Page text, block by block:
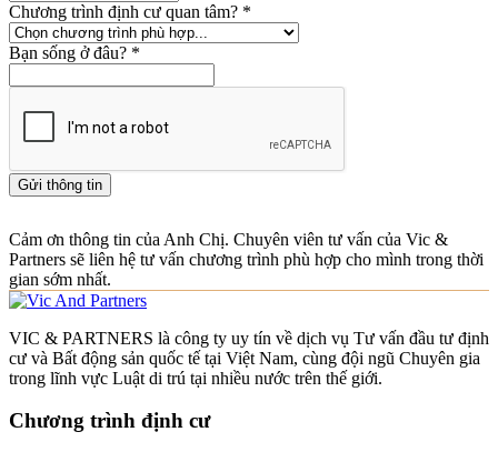
Chương trình định cư quan tâm? *
Bạn sống ở đâu? *
Gửi thông tin
Cảm ơn thông tin của Anh Chị. Chuyên viên tư vấn của Vic &
Partners sẽ liên hệ tư vấn chương trình phù hợp cho mình trong thời
gian sớm nhất.
VIC & PARTNERS là công ty uy tín về dịch vụ Tư vấn đầu tư định
cư và Bất động sản quốc tế tại Việt Nam, cùng đội ngũ Chuyên gia
trong lĩnh vực Luật di trú tại nhiều nước trên thế giới.
Chương trình định cư